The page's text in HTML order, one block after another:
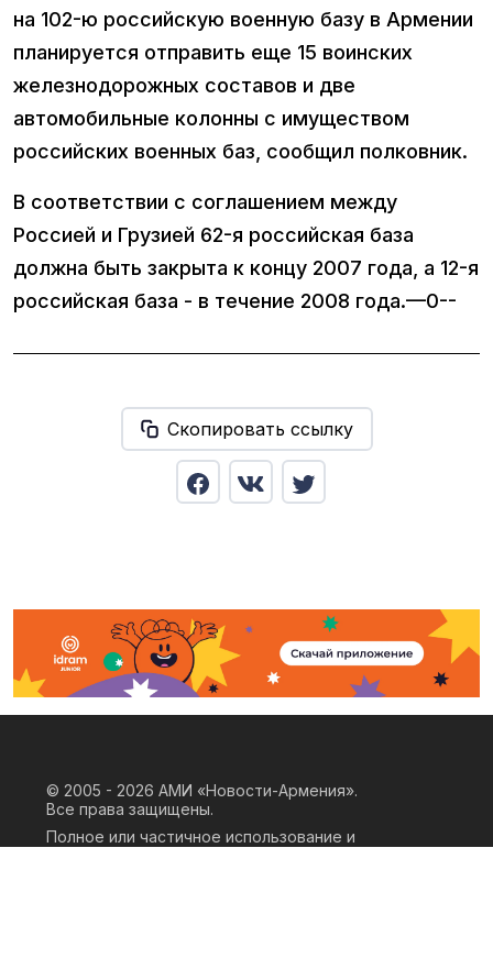
на 102-ю российскую военную базу в Армении
планируется отправить еще 15 воинских
железнодорожных составов и две
автомобильные колонны с имуществом
российских военных баз, сообщил полковник.
В соответствии с соглашением между
Россией и Грузией 62-я российская база
должна быть закрыта к концу 2007 года, а 12-я
российская база - в течение 2008 года.—0--
Скопировать ссылку
© 2005 - 2026 АМИ «Новости-Армения».
Все права защищены.
Полное или частичное использование и